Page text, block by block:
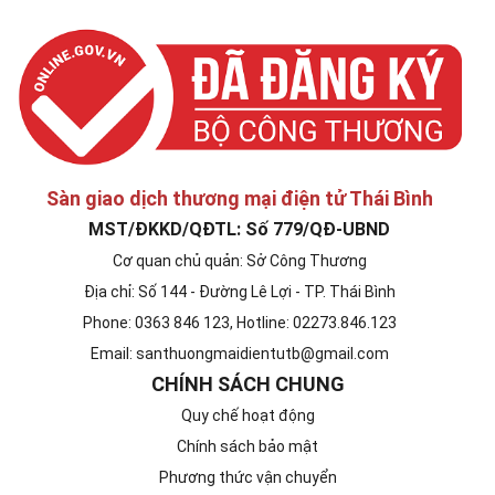
Sàn giao dịch thương mại điện tử Thái Bình
MST/ĐKKD/QĐTL: Số 779/QĐ-UBND
Cơ quan chủ quản: Sở Công Thương
Địa chỉ: Số 144 - Đường Lê Lợi - TP. Thái Bình
Phone: 0363 846 123, Hotline: 02273.846.123
Email: santhuongmaidientutb@gmail.com
CHÍNH SÁCH CHUNG
Quy chế hoạt động
Chính sách bảo mật
Phương thức vận chuyển